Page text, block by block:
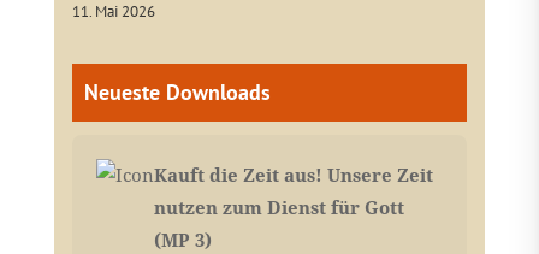
11. Mai 2026
Neueste Downloads
Kauft die Zeit aus! Unsere Zeit
nutzen zum Dienst für Gott
(MP 3)